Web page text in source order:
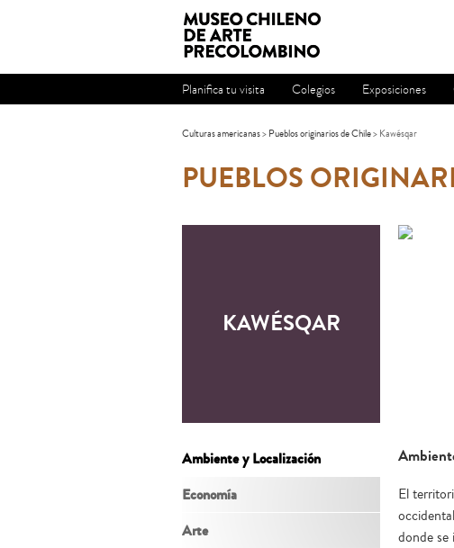
Planifica tu visita Colegios Exposiciones
Culturas americanas> Pueblos originarios de Chile> Kawésqar
PUEBLOS
KAWÉSQAR
Ambiente y Localización
Economía
Arte
El
donde se